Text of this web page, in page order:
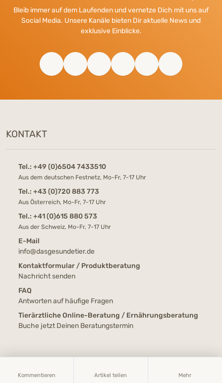
Kommentieren Artikel teilen Mehr
Bleib immer auf dem Laufenden und vernetze Dich mit uns auf
Social Media. Unsere Kanäle bieten Dir aktuelle News und
exklusive Einblicke.
KONTAKT
Tel.: +49 (0)6504 7433510
Aus dem deutschen Festnetz, Mo-Fr, 7-17 Uhr
Tel.: +43 (0)720 883 773
Aus Österreich, Mo-Fr, 7-17 Uhr
Tel.: +41 (0)615 880 573
Aus der Schweiz, Mo-Fr, 7-17 Uhr
E-Mail
info@dasgesundetier.de
Kontaktformular / Produktberatung
Nachricht senden
FAQ
Antworten auf häufige Fragen
Tierärztliche Online-Beratung / Ernährungsberatung
Buche jetzt Deinen Beratungstermin